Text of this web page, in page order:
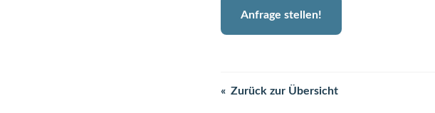
Anfrage stellen!
Zurück zur Übersicht